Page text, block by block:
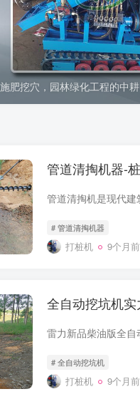
挖穴，园林绿化工程的中耕
管道清掏机器-
# 管道清掏机器
打桩机 9个月前
全自动挖坑机
# 全自动挖坑机
打桩机 9个月前